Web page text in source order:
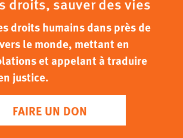
droits humains dans près de
le monde, mettant en
et appelant à traduire
justice.
FAIRE UN DON